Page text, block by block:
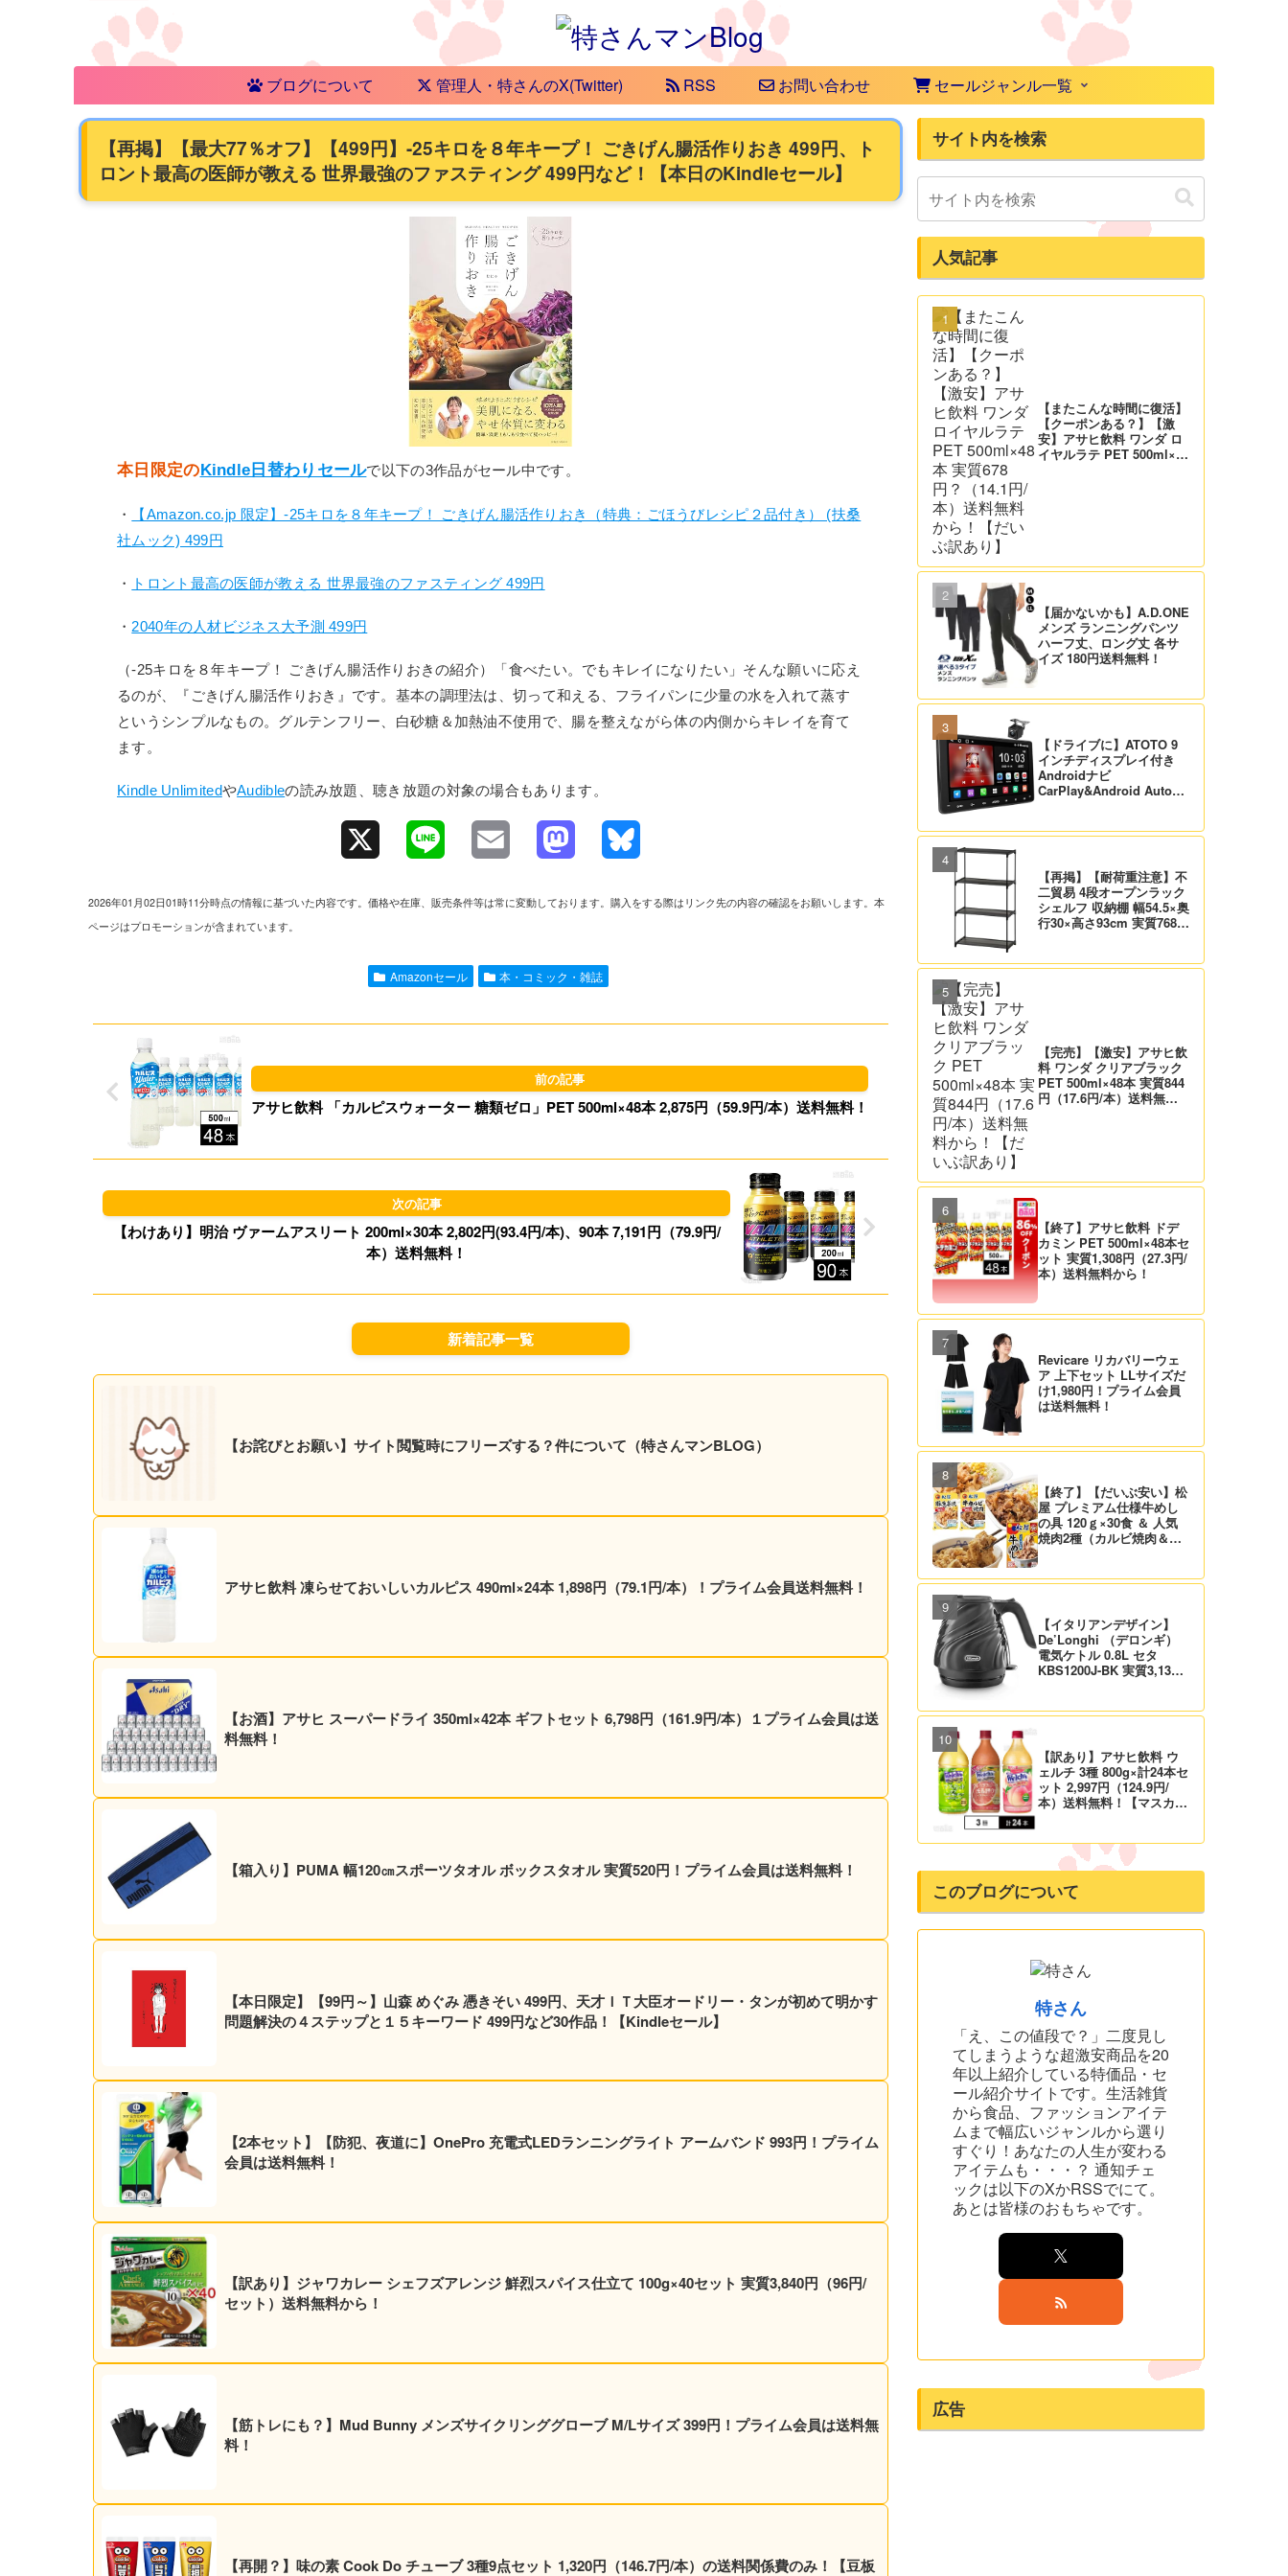
ブログについて 管理人・特さんのX(Twitter) RSS お問い合わせ セールジャンル一覧
【再掲】【最大77％オフ】【499円】-25キロを８年キープ！ ごきげん腸活作りおき 499円、ト
ロント最高の医師が教える 世界最強のファスティング 499円など！【本日のKindleセール】
本日限定のKindle日替わりセールで以下の3作品がセール中です。
・
【Amazon.co.jp 限定】-25キロを８年キープ！ ごきげん腸活作りおき（特典：ごほうびレシピ２品付き） (扶桑
社ムック) 499円
・ トロント最高の医師が教える 世界最強のファスティング 499円
・ 2040年の人材ビジネス大予測 499円
（-25キロを８年キープ！ ごきげん腸活作りおきの紹介）「食べたい。でもキレイになりたい」そんな願いに応え
るのが、『ごきげん腸活作りおき』です。基本の調理法は、切って和える、フライパンに少量の水を入れて蒸す
というシンプルなもの。グルテンフリー、白砂糖＆加熱油不使用で、腸を整えながら体の内側からキレイを育て
ます。
Kindle UnlimitedやAudibleの読み放題、聴き放題の対象の場合もあります。
l o
o
n
y
2026年01月02日01時11分時点の情報に基づいた内容です。価格や在庫、販売条件等は常に変動しております。購入をする際はリンク先の内容の確認をお願いします。本
ページはプロモーションが含まれています。
Amazonセール 本・コミック・雑誌
アサヒ飲料 「カルピスウォーター 糖類ゼロ」PET 500ml×48本 2,875円（59.9円/本）送料無料！
【わけあり】明治 ヴァームアスリート 200ml×30本 2,802円(93.4円/本)、90本 7,191円（79.9円/
本）送料無料！
新着記事一覧
【お詫びとお願い】サイト閲覧時にフリーズする？件について（特さんマンBLOG）
アサヒ飲料 凍らせておいしいカルピス 490ml×24本 1,898円（79.1円/本）！プライム会員送料無料！
【お酒】アサヒ スーパードライ 350ml×42本 ギフトセット 6,798円（161.9円/本）１プライム会員は送
料無料！
【箱入り】PUMA 幅120㎝スポーツタオル ボックスタオル 実質520円！プライム会員は送料無料！
【本日限定】【99円～】山森 めぐみ 憑きそい 499円、天才ＩＴ大臣オードリー・タンが初めて明かす
問題解決の４ステップと１５キーワード 499円など30作品！【Kindleセール】
【2本セット】【防犯、夜道に】OnePro 充電式LEDランニングライト アームバンド 993円！プライム
会員は送料無料！
【訳あり】ジャワカレー シェフズアレンジ 鮮烈スパイス仕立て 100g×40セット 実質3,840円（96円/
セット）送料無料から！
【筋トレにも？】Mud Bunny メンズサイクリンググローブ M/Lサイズ 399円！プライム会員は送料無
料！
【再開？】味の素 Cook Do チューブ 3種9点セット 1,320円（146.7円/本）の送料関係費のみ！【豆板
サイト内を検索
人気記事
【またこんな時間に復活】
【クーポンある？】【激
安】アサヒ飲料 ワンダ ロ
イヤルラテ PET 500ml×48
【届かないかも】A.D.ONE
メンズ ランニングパンツ
ハーフ丈、ロング丈 各サ
イズ 180円送料無料！
【ドライブに】ATOTO 9
インチディスプレイ付き
Androidナビ
CarPlay&Android Auto対
【再掲】【耐荷重注意】不
二貿易 4段オープンラック
シェルフ 収納棚 幅54.5×奥
行30×高さ93cm 実質768
【完売】【激安】アサヒ飲
料 ワンダ クリアブラック
PET 500ml×48本 実質844
円（17.6円/本）送料無料
【終了】アサヒ飲料 ドデ
カミン PET 500ml×48本セ
ット 実質1,308円（27.3円/
本）送料無料から！
Revicare リカバリーウェ
ア 上下セット LLサイズだ
け1,980円！プライム会員
は送料無料！
【終了】【だいぶ安い】松
屋 プレミアム仕様牛めし
の具 120ｇ×30食 ＆ 人気
焼肉2種（カルビ焼肉＆生
料！
【イタリアンデザイン】
De’Longhi （デロンギ）
電気ケトル 0.8L セタ
KBS1200J-BK 実質3,132
【訳あり】アサヒ飲料 ウ
ェルチ 3種 800g×計24本セ
ット 2,997円（124.9円/
本）送料無料！【マスカッ
このブログについて
特さん
「え、この値段で？」二度見し
てしまうような超激安商品を20
年以上紹介している特価品・セ
ール紹介サイトです。生活雑貨
から食品、ファッションアイテ
ムまで幅広いジャンルから選り
すぐり！あなたの人生が変わる
アイテムも・・・？ 通知チェ
ックは以下のXかRSSでにて。
あとは皆様のおもちゃです。
広告